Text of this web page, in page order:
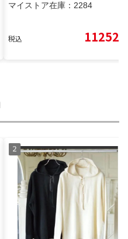
マイストア在庫： 2284
税込 11252